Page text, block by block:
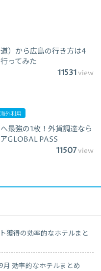
）から広島の行き方は4
ってみた
11531view
外利用
最強の1枚！外貨調達なら
GLOBAL PASS
11507view
獲得の効率的なホテルまと
効率的なホテルまとめ